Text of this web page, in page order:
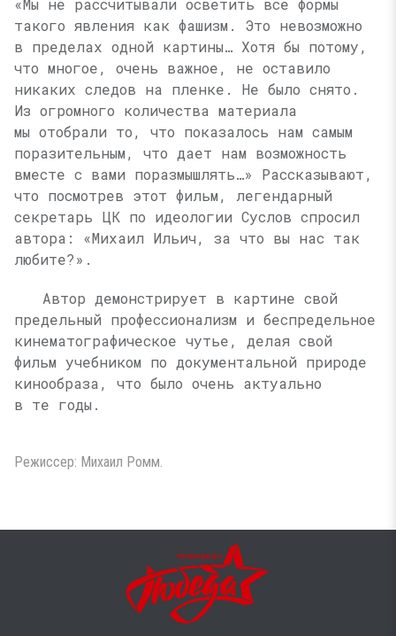
«Мы не рассчитывали осветить все формы
такого явления как фашизм. Это невозможно
в пределах одной картины… Хотя бы потому,
что многое, очень важное, не оставило
никаких следов на пленке. Не было снято.
Из огромного количества материала
мы отобрали то, что показалось нам самым
поразительным, что дает нам возможность
вместе с вами поразмышлять…» Рассказывают,
что посмотрев этот фильм, легендарный
секретарь ЦК по идеологии Суслов спросил
автора: «Михаил Ильич, за что вы нас так
любите?».
Автор демонстрирует в картине свой
предельный профессионализм и беспредельное
кинематографическое чутье, делая свой
фильм учебником по документальной природе
кинообраза, что было очень актуально
в те годы.
Режиссер: Михаил Ромм.